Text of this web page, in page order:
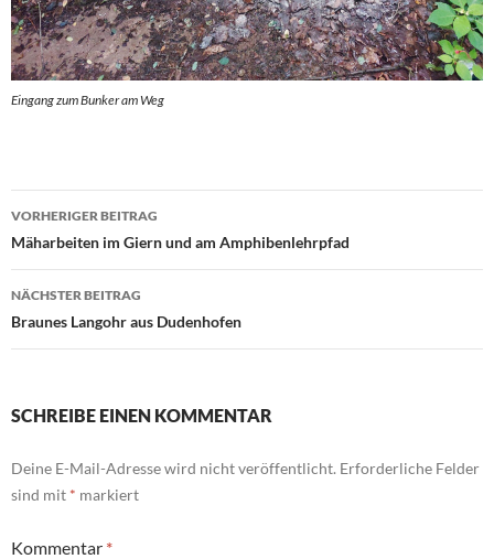
Eingang zum Bunker am Weg
Beitrags-
Navigation
VORHERIGER BEITRAG
Mäharbeiten im Giern und am Amphibenlehrpfad
NÄCHSTER BEITRAG
Braunes Langohr aus Dudenhofen
SCHREIBE EINEN KOMMENTAR
Deine E-Mail-Adresse wird nicht veröffentlicht. Erforderliche Felder
sind mit * markiert
Kommentar *